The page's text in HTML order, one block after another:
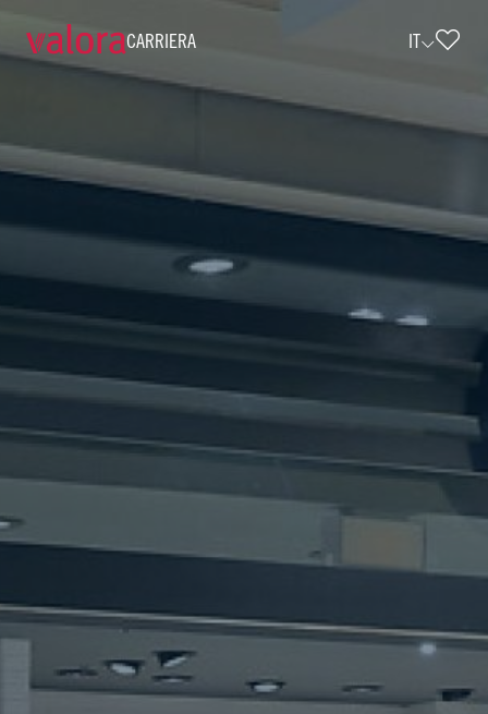
CARRIERA IT
Verkäufer cigo - Teilzeit (w/m/d) •